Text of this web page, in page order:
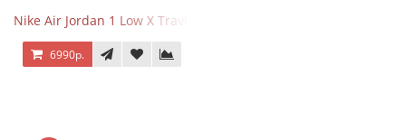
Nike Air Jordan 1 Low X Travis Scott Black Phantom
6990р.